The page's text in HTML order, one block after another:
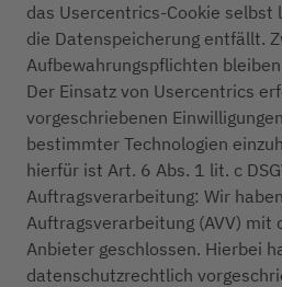
das Usercentrics-Cookie selbst
die Datenspeicherung entfällt.
Aufbewahrungspflichten
Der Einsatz von Usercentrics
vorgeschriebenen
bestimmter Technologien
hierfür ist Art. 6 Abs. 1 lit. c
Auftragsverarbeitung: Wir
Auftragsverarbeitung (AVV) mit
Anbieter geschlossen. Hierbei
datenschutzrechtlich